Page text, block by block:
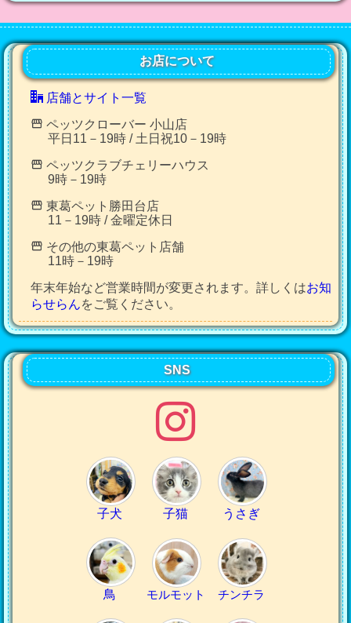
これまでの
ご紹介記事2771 件 リセット
お店について
店舗とサイト一覧
ペッツクローバー 小山店
平日11－19時 / 土日祝10－19時
ペッツクラブチェリーハウス
9時－19時
東葛ペット勝田台店
11－19時 / 金曜定休日
その他の東葛ペット店舗
11時－19時
年末年始など営業時間が変更されます。詳しくはお知
らせらんをご覧ください。
SNS
子犬 子猫 うさぎ
鳥 モルモット チンチラ